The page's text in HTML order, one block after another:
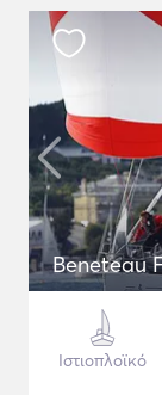
Beneteau
Ιστιοπλοϊκό